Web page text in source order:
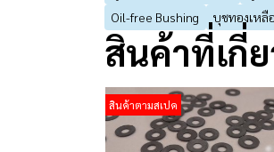
Oil-free Bushing
บุชทองเหลื
สินค้าที่เกี่
สินค้าตามสเปค